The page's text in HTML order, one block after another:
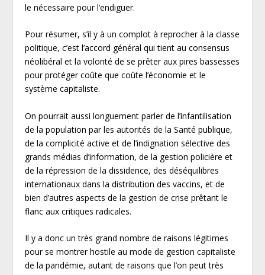
le nécessaire pour l’endiguer.
Pour résumer, s’il y à un complot à reprocher à la classe
politique, c’est l’accord général qui tient au consensus
néolibéral et la volonté de se prêter aux pires bassesses
pour protéger coûte que coûte l’économie et le
système capitaliste.
On pourrait aussi longuement parler de l’infantilisation
de la population par les autorités de la Santé publique,
de la complicité active et de l’indignation sélective des
grands médias d’information, de la gestion policière et
de la répression de la dissidence, des déséquilibres
internationaux dans la distribution des vaccins, et de
bien d’autres aspects de la gestion de crise prêtant le
flanc aux critiques radicales.
Il y a donc un très grand nombre de raisons légitimes
pour se montrer hostile au mode de gestion capitaliste
de la pandémie, autant de raisons que l’on peut très